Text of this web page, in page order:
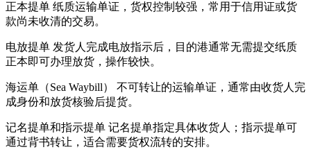
正本提单 纸质运输单证，货权控制较强，常用于信用证或货
款尚未收清的交易。
电放提单 发货人完成电放指示后，目的港通常无需提交纸质
正本即可办理放货，操作较快。
海运单（Sea Waybill） 不可转让的运输单证，通常由收货人完
成身份和放货核验后提货。
记名提单和指示提单 记名提单指定具体收货人；指示提单可
通过背书转让，适合需要货权流转的安排。